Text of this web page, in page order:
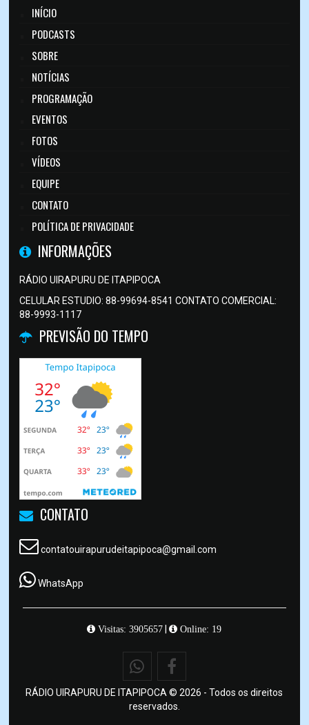
INÍCIO
PODCASTS
SOBRE
NOTÍCIAS
PROGRAMAÇÃO
EVENTOS
FOTOS
VÍDEOS
EQUIPE
CONTATO
POLÍTICA DE PRIVACIDADE
INFORMAÇÕES
RÁDIO UIRAPURU DE ITAPIPOCA
CELULAR ESTUDIO: 88-99694-8541 CONTATO COMERCIAL:
88-9993-1117
PREVISÃO DO TEMPO
CONTATO
contatouirapurudeitapipoca@gmail.com
WhatsApp
Visitas: 3905657 | Online: 19
RÁDIO UIRAPURU DE ITAPIPOCA © 2026 - Todos os direitos
reservados.